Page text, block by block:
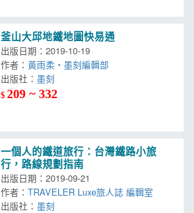
釜山大邱地鐵地圖快易通
出版日期：2019-10-19
作者：黃雨柔‧墨刻編輯部
出版社：
$209 ~ 332
一個人的鐵道旅行：台灣鐵路小旅
行，路線規劃指南
出版日期：2019-09-21
作者：TRAVELER Luxe旅人誌 編輯室
出版社：